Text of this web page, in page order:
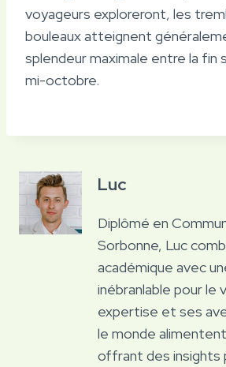
voyageurs exploreront, les
bouleaux atteignent
splendeur maximale entre la fin
mi-octobre.
Luc
Diplômé en
Sorbonne, Luc
académique avec
inébranlable pour le
expertise et ses
le monde
offrant des insights